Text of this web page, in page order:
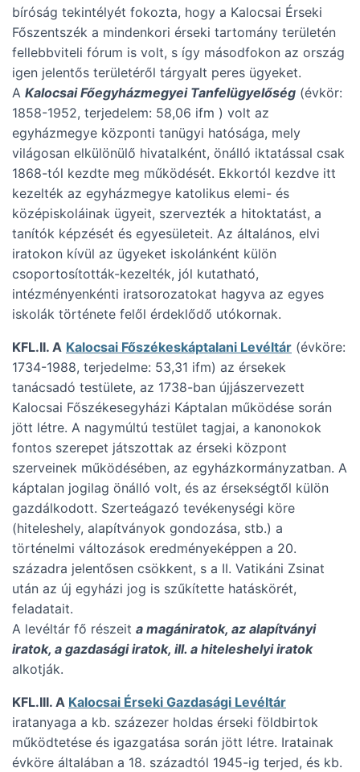
bíróság tekintélyét fokozta, hogy a Kalocsai Érseki
Főszentszék a mindenkori érseki tartomány területén
fellebbviteli fórum is volt, s így másodfokon az ország
igen jelentős területéről tárgyalt peres ügyeket.
A Kalocsai Főegyházmegyei Tanfelügyelőség (évkör:
1858-1952, terjedelem: 58,06 ifm ) volt az
egyházmegye központi tanügyi hatósága, mely
világosan elkülönülő hivatalként, önálló iktatással csak
1868-tól kezdte meg működését. Ekkortól kezdve itt
kezelték az egyházmegye katolikus elemi- és
középiskoláinak ügyeit, szervezték a hitoktatást, a
tanítók képzését és egyesületeit. Az általános, elvi
iratokon kívül az ügyeket iskolánként külön
csoportosították-kezelték, jól kutatható,
intézményenkénti iratsorozatokat hagyva az egyes
iskolák története felől érdeklődő utókornak.
KFL.II. A Kalocsai Főszékeskáptalani Levéltár (évköre:
1734-1988, terjedelme: 53,31 ifm) az érsekek
tanácsadó testülete, az 1738-ban újjászervezett
Kalocsai Főszékesegyházi Káptalan működése során
jött létre. A nagymúltú testület tagjai, a kanonokok
fontos szerepet játszottak az érseki központ
szerveinek működésében, az egyházkormányzatban. A
káptalan jogilag önálló volt, és az érsekségtől külön
gazdálkodott. Szerteágazó tevékenységi köre
(hiteleshely, alapítványok gondozása, stb.) a
történelmi változások eredményeképpen a 20.
századra jelentősen csökkent, s a II. Vatikáni Zsinat
után az új egyházi jog is szűkítette hatáskörét,
feladatait.
A levéltár fő részeit a magániratok, az alapítványi
iratok, a gazdasági iratok, ill. a hiteleshelyi iratok
alkotják.
KFL.III. A Kalocsai Érseki Gazdasági Levéltár
iratanyaga a kb. százezer holdas érseki földbirtok
működtetése és igazgatása során jött létre. Iratainak
évköre általában a 18. századtól 1945-ig terjed, és kb.